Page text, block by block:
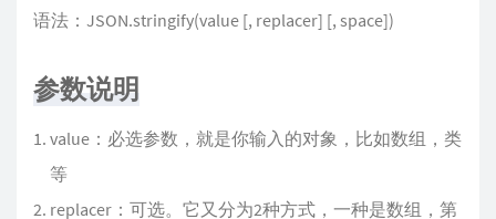
语法：JSON.stringify(value [, replacer] [, space])
参数说明
value：必选参数，就是你输入的对象，比如数组，类
等
replacer：可选。它又分为2种方式，一种是数组，第